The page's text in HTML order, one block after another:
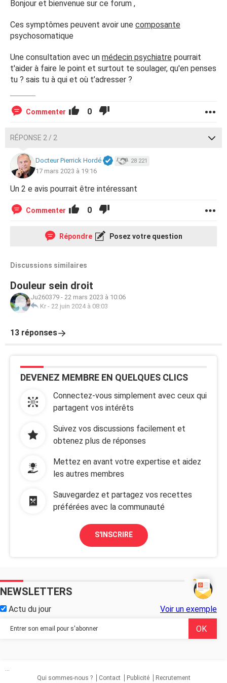
Bonjour et bienvenue sur ce forum ,
Ces symptômes peuvent avoir une composante
psychosomatique
Une consultation avec un médecin psychiatre pourrait
t'aider à faire le point et surtout te soulager, qu'en penses
tu ? sais tu à qui et où t’adresser ?
Commenter 0
RÉPONSE 2 / 2
Docteur Pierrick Hordé 28 221
17 mars 2023 à 19:16
Un 2 e avis pourrait être intéressant
Commenter 0
Répondre Posez votre question
Discussions similaires
Douleur sein droit
Ju260379 - 22 mars 2023 à 10:06
Kr - 22 juin 2024 à 08:03
13 réponses
DEVENEZ MEMBRE EN QUELQUES CLICS
Connectez-vous simplement avec ceux qui
partagent vos intérêts
Suivez vos discussions facilement et
obtenez plus de réponses
Mettez en avant votre expertise et aidez
les autres membres
Sauvegardez et partagez vos recettes
préférées avec la communauté
S'INSCRIRE
NEWSLETTERS
Actu du jour Voir un exemple
...
Qui sommes-nous ?
Contact Publicité Recrutement